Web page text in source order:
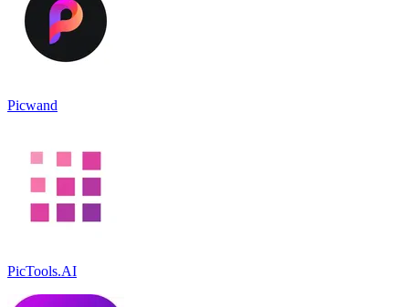
Picwand
PicTools.AI